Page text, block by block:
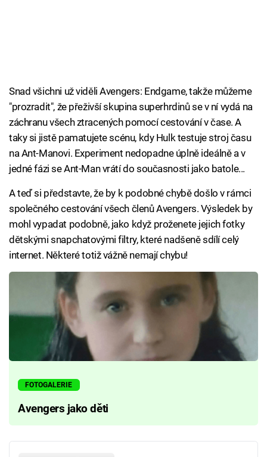
Snad všichni už viděli Avengers: Endgame, takže můžeme
"prozradit", že přeživší skupina superhrdinů se v ní vydá na
záchranu všech ztracených pomocí cestování v čase. A
taky si jistě pamatujete scénu, kdy Hulk testuje stroj času
na Ant-Manovi. Experiment nedopadne úplně ideálně a v
jedné fázi se Ant-Man vrátí do současnosti jako batole...
A teď si představte, že by k podobné chybě došlo v rámci
společného cestování všech členů Avengers. Výsledek by
mohl vypadat podobně, jako když proženete jejich fotky
dětskými snapchatovými filtry, které nadšeně sdílí celý
internet. Některé totiž vážně nemají chybu!
FOTOGALERIE
Avengers jako děti